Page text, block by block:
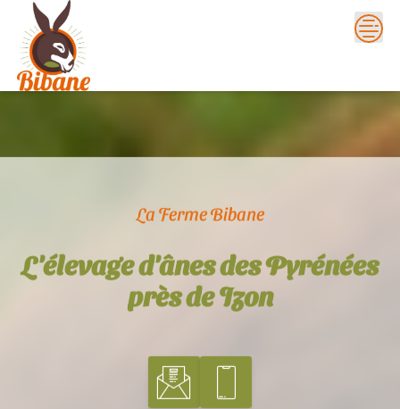
content
La Ferme Bibane
L'élevage d'ânes des Pyrénées
près de Izon